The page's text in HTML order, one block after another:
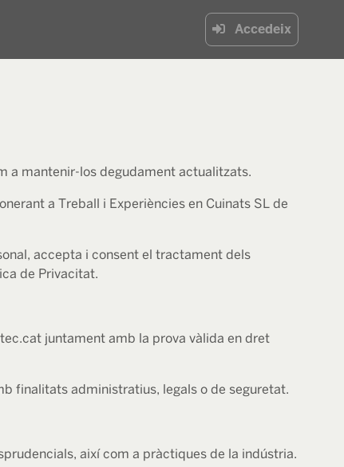
Accedeix
a mantenir-los degudament actualitzats.
a Treball i Experiències en Cuinats SL de
accepta i consent el tractament dels
de Privacitat.
juntament amb la prova vàlida en dret
finalitats administratius, legals o de seguretat.
així com a pràctiques de la indústria.